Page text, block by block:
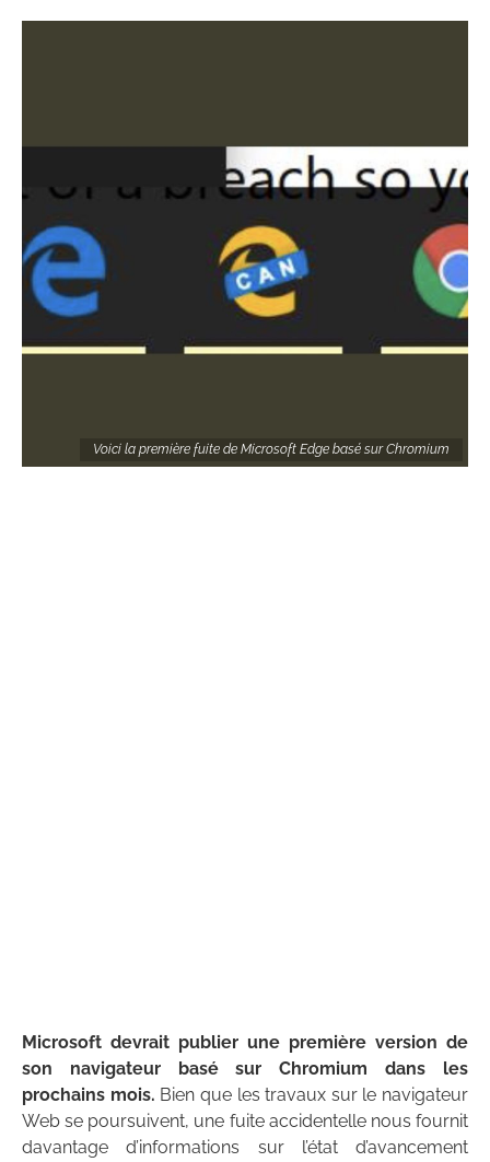
Voici la première fuite de Microsoft Edge basé sur Chromium
Microsoft devrait publier une première version de
son navigateur basé sur Chromium dans les
prochains mois. Bien que les travaux sur le navigateur
Web se poursuivent, une fuite accidentelle nous fournit
davantage d’informations sur l’état d’avancement